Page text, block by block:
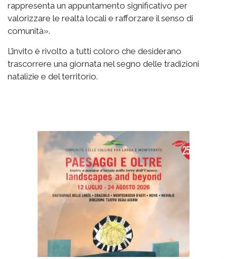
rappresenta un appuntamento significativo per
valorizzare le realtà locali e rafforzare il senso di
comunità».
L’invito è rivolto a tutti coloro che desiderano
trascorrere una giornata nel segno delle tradizioni
natalizie e del territorio.